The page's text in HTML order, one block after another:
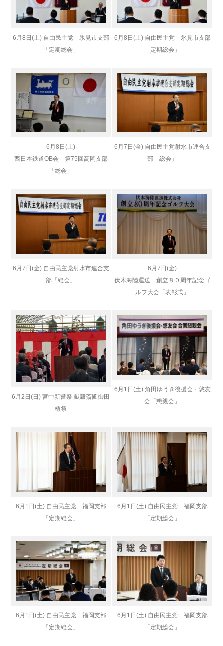
6月8日(土) 自由民主党 氷見市支部
「定期総会」
6月8日(土) 自由民主党 氷見市支部
「定期総会」
6月8日(土)
西日本鉄道OB会 第75回高岡支部
「総会」
6月7日(金) 自由民主党射水市連合支
部「総会」
6月7日(金) 自由民主党射水市連合支
部「総会」
6月7日(金)
伏木海陸運送 創立８０周年記念ゴ
ルフ大会「表彰式」
6月2日(日) 宮中新嘗祭 献穀斎圃御田
植祭
6月1日(土) 角田ゆうき後援会・悠友
会「懇親会」
6月1日(土) 自由民主党 福岡支部
「定期総会」
6月1日(土) 自由民主党 福岡支部
「定期総会」
6月1日(土) 自由民主党 福岡支部
「定期総会」
6月1日(土) 自由民主党 福岡支部
「定期総会」